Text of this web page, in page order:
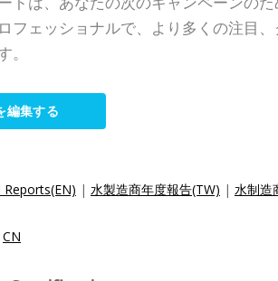
フェッショナルで、より多くの注目、
。
編集する
| 水製造商年度報告(TW) | 水制造
CN